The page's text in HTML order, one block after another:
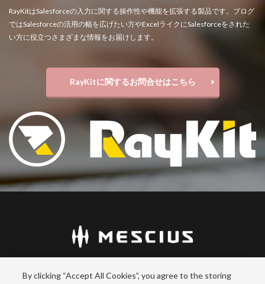
RayKitはSalesforceの入力に関する操作性や機能を拡張する製品です。ブログ
ではSalesforceの活用の幅を広げたい方やExcelライクにSalesforceをされた
い方に役立つさまざまな情報をお届けします。
RayKitに関するお問合せはこちら
By clicking “Accept All Cookies”, you agree to the storing